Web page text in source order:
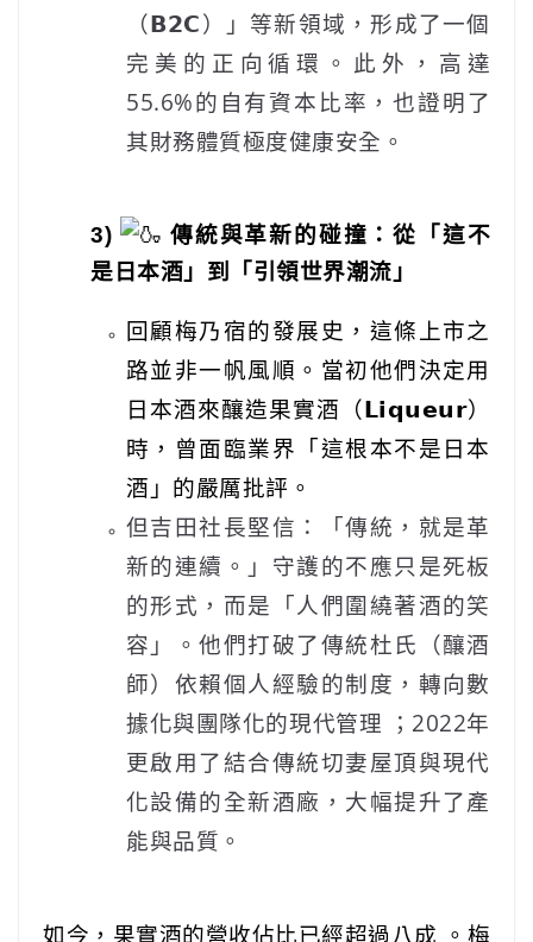
（𝗕𝟮𝗖）」等新領域，形成了一個
完美的正向循環。此外，高達
55.6%的自有資本比率，也證明了
其財務體質極度健康安全。
3)
傳統與革新的碰撞：從「這不
是日本酒」到「引領世界潮流」
回顧梅乃宿的發展史，這條上市之
路並非一帆風順。當初他們決定用
日本酒來釀造果實酒（𝗟𝗶𝗾𝘂𝗲𝘂𝗿）
時，曾面臨業界「這根本不是日本
酒」的嚴厲批評。
但吉田社長堅信：「傳統，就是革
新的連續。」守護的不應只是死板
的形式，而是「人們圍繞著酒的笑
容」。他們打破了傳統杜氏（釀酒
師）依賴個人經驗的制度，轉向數
據化與團隊化的現代管理 ；2022年
更啟用了結合傳統切妻屋頂與現代
化設備的全新酒廠，大幅提升了產
能與品質。
如今，果實酒的營收佔比已經超過八成 。梅